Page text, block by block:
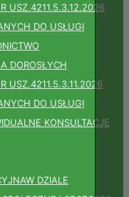
USZ.4211.5.3.12.2026
DO USŁUGI
DOROSŁYCH
USZ.4211.5.3.11.2026
DO USŁUGI
KONSULTACJE
DZIALE